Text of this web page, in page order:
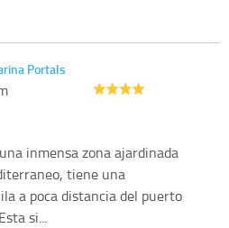
Portals
inmensa zona ajardinada
tiene una
a poca distancia del puerto
si...